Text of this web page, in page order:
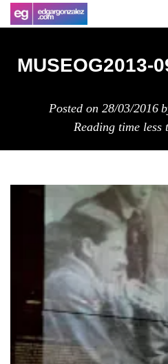
MUSEOG2013-
Posted on 28/03/2016
Reading time less